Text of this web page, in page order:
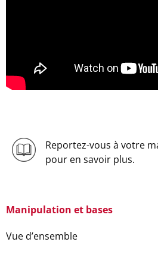
Reportez-vous à votre
pour en savoir plus.
Manipulation et bases
Vue d’ensemble